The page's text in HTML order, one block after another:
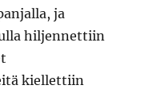
ja
hiljennettiin
kiellettiin